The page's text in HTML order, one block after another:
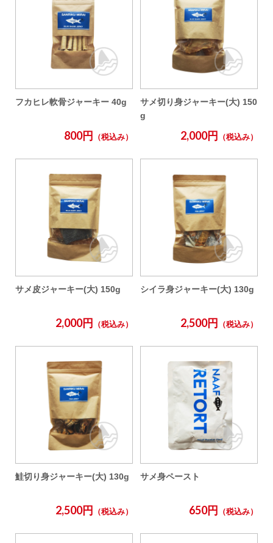
フカヒレ軟骨ジャーキー 40g
800円 （税込み）
サメ切り身ジャーキー(大) 150
g
2,000円 （税込み）
サメ皮ジャーキー(大) 150g
2,000円 （税込み）
シイラ身ジャーキー(大) 130g
2,500円 （税込み）
鮭切り身ジャーキー(大) 130g
2,500円 （税込み）
サメ身ペースト
650円 （税込み）